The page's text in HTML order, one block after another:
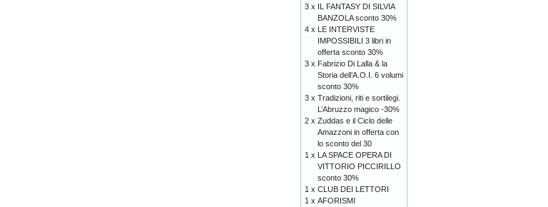
3 x IL FANTASY DI SILVIA
BANZOLA sconto 30%
4 x LE INTERVISTE
IMPOSSIBILI 3 libri in
offerta sconto 30%
3 x Fabrizio Di Lalla & la
Storia dell’A.O.I. 6 volumi
sconto 30%
3 x Tradizioni, riti e sortilegi.
L’Abruzzo magico -30%
2 x Zuddas e il Ciclo delle
Amazzoni in offerta con
lo sconto del 30
1 x LA SPACE OPERA DI
VITTORIO PICCIRILLO
sconto 30%
1 x CLUB DEI LETTORI
1 x AFORISMI